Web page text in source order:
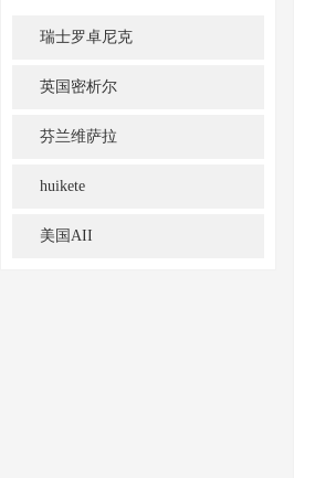
SERVICES
瑞士罗卓尼克
英国密析尔
芬兰维萨拉
huikete
美国AII